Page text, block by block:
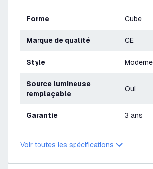
Forme Cube
Marque de qualité CE
Style Moderne
Source lumineuse
remplaçable
Oui
Garantie 3 ans
Voir toutes les spécifications